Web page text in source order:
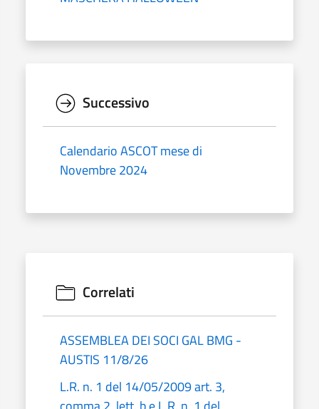
Successivo
Calendario ASCOT mese di
Novembre 2024
Correlati
ASSEMBLEA DEI SOCI GAL BMG -
AUSTIS 11/8/26
L.R. n. 1 del 14/05/2009 art. 3,